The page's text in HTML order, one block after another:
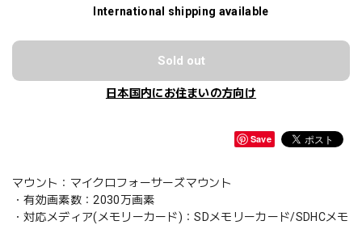
International shipping available
Sold out
日本国内にお住まいの方向け
Save
マウント：マイクロフォーサーズマウント
・有効画素数：2030万画素
・対応メディア(メモリーカード)：SDメモリーカード/SDHCメモ